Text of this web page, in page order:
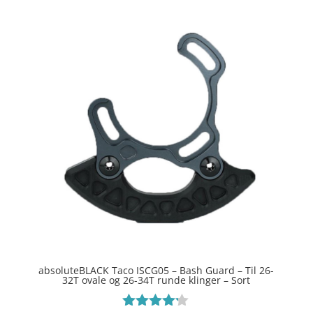
absoluteBLACK Taco ISCG05 – Bash Guard – Til 26-
32T ovale og 26-34T runde klinger – Sort